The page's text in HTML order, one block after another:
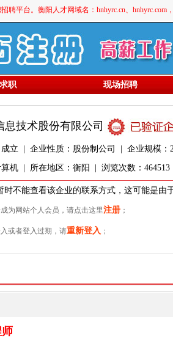
平台。衡阳人才网域名：hnhyrc.cn、hnhyrc.com
职 现场招聘
息技术股份有限公司
成立 | 企业性质：股份制公司 | 企业规模：
算机 | 所在地区：衡阳 | 浏览次数：464513
时不能查看该企业的联系方式，这可能是由
为网站个人会员，请点击这里注册；
或者登入过期，请重新登入 ；